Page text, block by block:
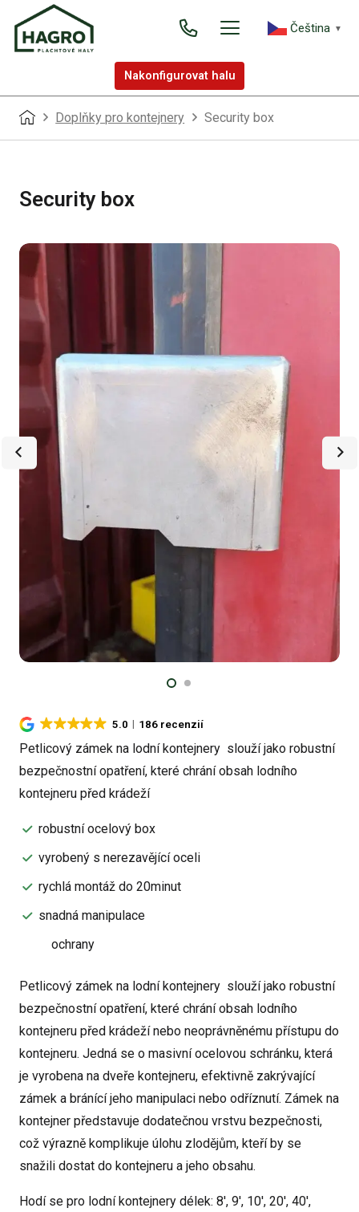
Čeština‎ ▼
Nakonfigurovat halu
Doplňky pro kontejnery Security box
Security box
5.0 186 recenzií
Petlicový zámek na lodní kontejnery slouží jako robustní
bezpečnostní opatření, které chrání obsah lodního
kontejneru před krádeží
robustní ocelový box
vyrobený s nerezavějící oceli
rychlá montáž do 20minut
snadná manipulace
ochrany
Petlicový zámek na lodní kontejnery slouží jako robustní
bezpečnostní opatření, které chrání obsah lodního
kontejneru před krádeží nebo neoprávněnému přístupu do
kontejneru. Jedná se o masivní ocelovou schránku, která
je vyrobena na dveře kontejneru, efektivně zakrývající
zámek a bránící jeho manipulaci nebo odříznutí. Zámek na
kontejner představuje dodatečnou vrstvu bezpečnosti,
což výrazně komplikuje úlohu zlodějům, kteří by se
snažili dostat do kontejneru a jeho obsahu.
Hodí se pro lodní kontejnery délek: 8′, ​​9′, 10′, 20′, 40′,